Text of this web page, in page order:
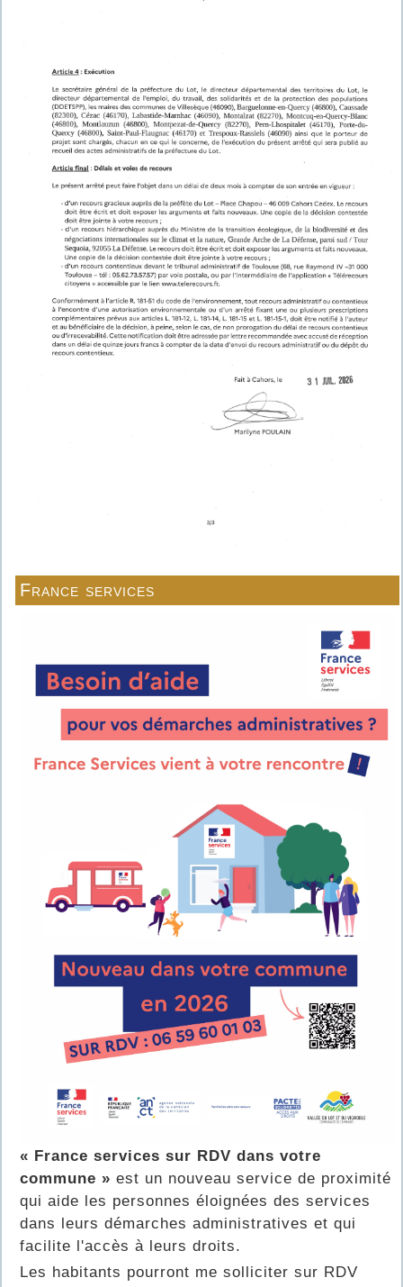
France services
« France services sur RDV dans votre
commune » est un nouveau service de proximité
qui aide les personnes éloignées des services
dans leurs démarches administratives et qui
facilite l'accès à leurs droits.
Les habitants pourront me solliciter sur RDV